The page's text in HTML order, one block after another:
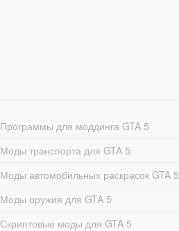
Программы для моддинга GTA 5
Моды транспорта для GTA 5
Моды автомобильных раскрасок GTA 5
Моды оружия для GTA 5
Скриптовые моды для GTA 5